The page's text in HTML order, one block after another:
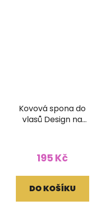
Kovová spona do
vlasů Design na
195 Kč
DO KOŠÍKU